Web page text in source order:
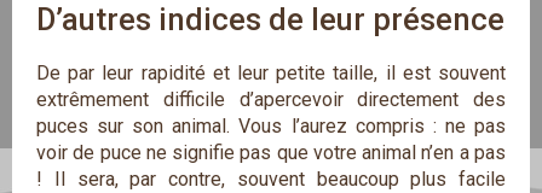
D’autres indices de leur présence
De par leur rapidité et leur petite taille, il est souvent
extrêmement difficile d’apercevoir directement des
puces sur son animal. Vous l’aurez compris : ne pas
voir de puce ne signifie pas que votre animal n’en a pas
! Il sera, par contre, souvent beaucoup plus facile